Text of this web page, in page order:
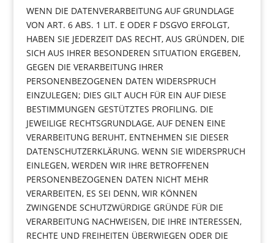
WENN DIE DATENVERARBEITUNG AUF GRUNDLAGE
VON ART. 6 ABS. 1 LIT. E ODER F DSGVO ERFOLGT,
HABEN SIE JEDERZEIT DAS RECHT, AUS GRÜNDEN, DIE
SICH AUS IHRER BESONDEREN SITUATION ERGEBEN,
GEGEN DIE VERARBEITUNG IHRER
PERSONENBEZOGENEN DATEN WIDERSPRUCH
EINZULEGEN; DIES GILT AUCH FÜR EIN AUF DIESE
BESTIMMUNGEN GESTÜTZTES PROFILING. DIE
JEWEILIGE RECHTSGRUNDLAGE, AUF DENEN EINE
VERARBEITUNG BERUHT, ENTNEHMEN SIE DIESER
DATENSCHUTZERKLÄRUNG. WENN SIE WIDERSPRUCH
EINLEGEN, WERDEN WIR IHRE BETROFFENEN
PERSONENBEZOGENEN DATEN NICHT MEHR
VERARBEITEN, ES SEI DENN, WIR KÖNNEN
ZWINGENDE SCHUTZWÜRDIGE GRÜNDE FÜR DIE
VERARBEITUNG NACHWEISEN, DIE IHRE INTERESSEN,
RECHTE UND FREIHEITEN ÜBERWIEGEN ODER DIE